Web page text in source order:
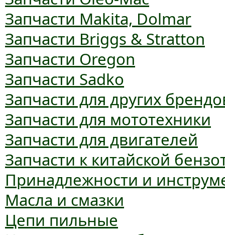
Запчасти Makita, Dolmar
Запчасти Briggs & Stratton
Запчасти Oregon
Запчасти Sadko
Запчасти для других
Запчасти для мототехники
Запчасти для двигателей
Запчасти к китайской
Принадлежности и
Масла и смазки
Цепи пильные